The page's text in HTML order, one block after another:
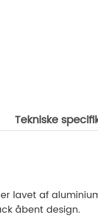
Tekniske
lavet af
åbent design.